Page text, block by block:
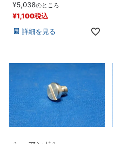
¥5,038のところ
¥1,100税込
詳細を見る